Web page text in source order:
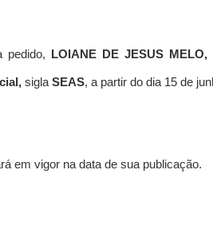
pedido, LOIANE DE JESUS MELO,
siglaSEAS, a partir do dia 15 de
em vigor na data de sua publicação.